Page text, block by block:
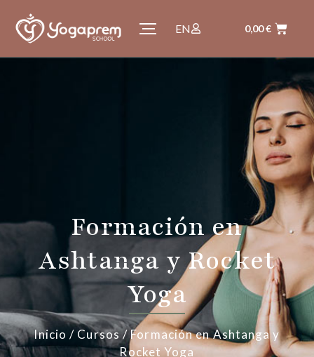
EN 0,00€
Formación en
Ashtanga y Rocket
Yoga
Inicio / Cursos/ Formación en Ashtanga y
Rocket Yoga